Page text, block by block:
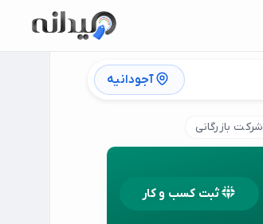
آجودانیه
شرکت بازرگانی
ثبت کسب و کار